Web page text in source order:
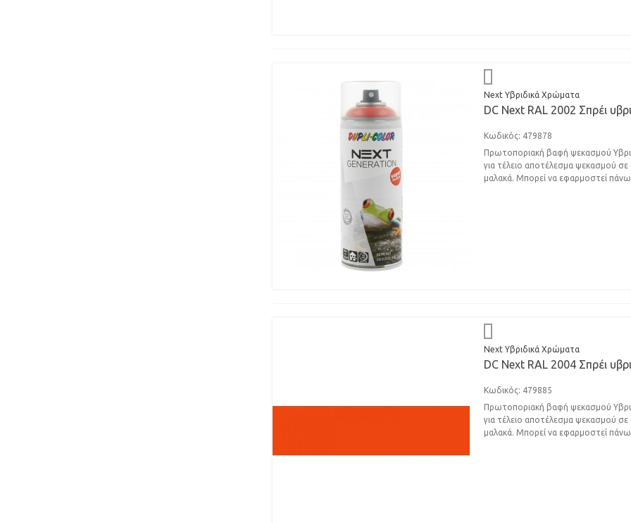
Next Υβριδικά Χρώματα
DC Next RAL 2002 Σπρέι
Κωδικός: 479878
Πρωτοποριακή βαφή ψεκασμού
για τέλειο αποτέλεσμα ψεκασμού σε
μαλακά. Μπορεί να εφαρμοστεί
Next Υβριδικά Χρώματα
DC Next RAL 2004 Σπρέι
Κωδικός: 479885
Πρωτοποριακή βαφή ψεκασμού
για τέλειο αποτέλεσμα ψεκασμού σε
μαλακά. Μπορεί να εφαρμοστεί